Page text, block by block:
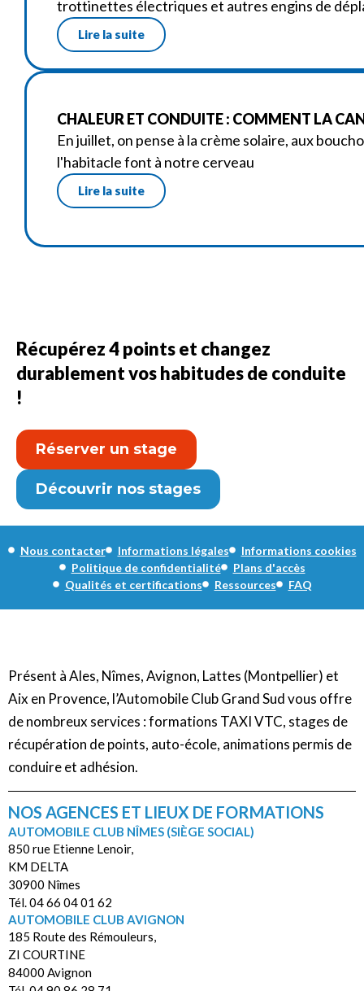
trottinettes électriques et autres engins de
Lire la suite
CHALEUR ET CONDUITE : COMMENT LA
En juillet, on pense à la crème solaire, aux
l'habitacle font à notre cerveau
Lire la suite
Récupérez 4 points et changez
durablement vos habitudes de conduite
!
Réserver un stage
Découvrir nos stages
Nous contacter Informations légales
Informations cookies
Politique de confidentialité
Plans d'accès
Qualités et certifications
Ressources FAQ
Présent à Ales, Nîmes, Avignon, Lattes (Montpellier) et
Aix en Provence, l’Automobile Club Grand Sud vous offre
de nombreux services : formations TAXI VTC, stages de
récupération de points, auto-école, animations permis de
conduire et adhésion.
NOS AGENCES ET LIEUX DE FORMATIONS
AUTOMOBILE CLUB NÎMES (SIÈGE SOCIAL)
850 rue Etienne Lenoir,
KM DELTA
30900 Nîmes
Tél. 04 66 04 01 62
AUTOMOBILE CLUB AVIGNON
185 Route des Rémouleurs,
ZI COURTINE
84000 Avignon